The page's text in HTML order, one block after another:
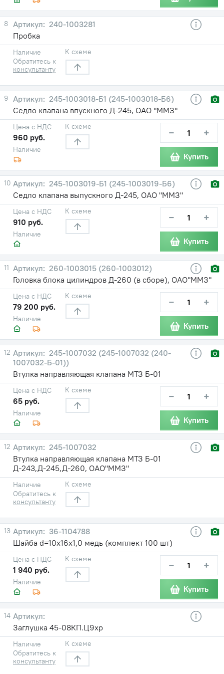
8
240-1003281
Пробка
Наличие
Обратитесь к
консультанту
К схеме
9
245-1003018-Б1 (245-1003018-Б6)
Седло клапана впускного Д-245, ОАО "ММЗ"
Наличие
Цена с НДС
960 руб.
К схеме − +
Купить
10
245-1003019-Б1 (245-1003019-Б6)
Седло клапана выпускного Д-245, ОАО "ММЗ"
Наличие
Цена с НДС
910 руб.
К схеме − +
Купить
11
260-1003015 (260-1003012)
Головка блока цилиндров Д-260 (в сборе), ОАО"ММЗ"
Наличие
Цена с НДС
79 200 руб.
К схеме − +
Купить
12
245-1007032 (245-1007032 (240-
1007032-Б-01))
Втулка направляющая клапана МТЗ Б-01
Наличие
Цена с НДС
65 руб.
К схеме − +
Купить
12
245-1007032
Втулка направляющая клапана МТЗ Б-01
Д-243,Д-245,Д-260, ОАО"ММЗ"
Наличие
Обратитесь к
консультанту
К схеме
13
36-1104788
Шайба d=10х16х1,0 медь (комплект 100 шт)
Наличие
Цена с НДС
1 940 руб.
К схеме − +
Купить
14
Заглушка 45-08КП.Ц9хр
Наличие
Обратитесь к
консультанту
К схеме